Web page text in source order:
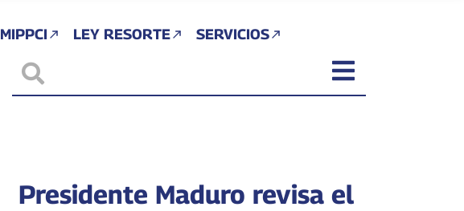
MIPPCI LEY RESORTE SERVICIOS
Presidente Maduro revisa el